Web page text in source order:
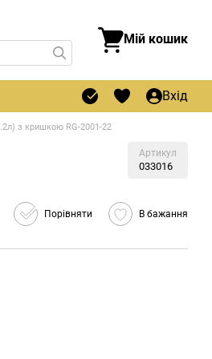
Мій кошик
Вхід
з кришкою RG-2001-22
Артикул
033016
Порівняти В бажання